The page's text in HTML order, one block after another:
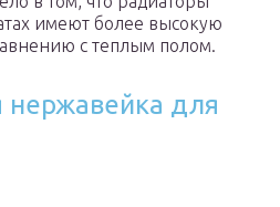
имеют более высокую
с теплым полом.
нержавейка для